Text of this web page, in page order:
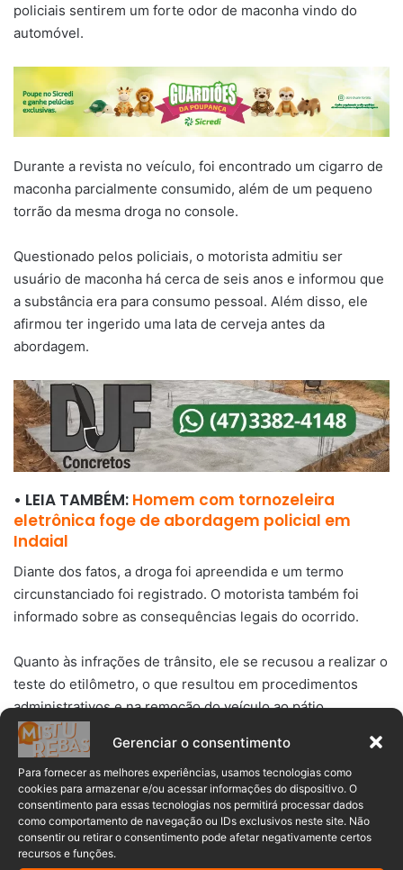
Gerenciar o consentimento
Para fornecer as melhores experiências, usamos tecnologias como
cookies para armazenar e/ou acessar informações do dispositivo. O
consentimento para essas tecnologias nos permitirá processar dados
como comportamento de navegação ou IDs exclusivos neste site. Não
consentir ou retirar o consentimento pode afetar negativamente certos
recursos e funções.
policiais sentirem um forte odor de maconha vindo do
automóvel.
Durante a revista no veículo, foi encontrado um cigarro de
maconha parcialmente consumido, além de um pequeno
torrão da mesma droga no console.
Questionado pelos policiais, o motorista admitiu ser
usuário de maconha há cerca de seis anos e informou que
a substância era para consumo pessoal. Além disso, ele
afirmou ter ingerido uma lata de cerveja antes da
abordagem.
• LEIA TAMBÉM: Homem com tornozeleira
eletrônica foge de abordagem policial em
Indaial
Diante dos fatos, a droga foi apreendida e um termo
circunstanciado foi registrado. O motorista também foi
informado sobre as consequências legais do ocorrido.
Quanto às infrações de trânsito, ele se recusou a realizar o
teste do etilômetro, o que resultou em procedimentos
administrativos e na remoção do veículo ao pátio
credenciado, já que não havia outro condutor habilitado
disponível para assumir o volante.
abordagem Apreensão maconha
Santa Catarina Timbó